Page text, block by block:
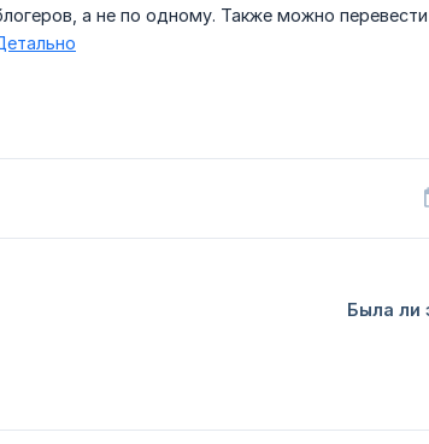
а не по одному. Также можно
Была ли